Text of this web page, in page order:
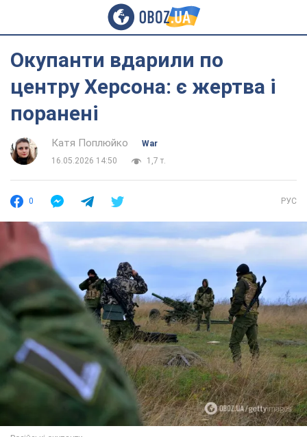
Окупанти вдарили по
центру Херсона: є жертва і
поранені
Катя Поплюйко
War
16.05.2026 14:50
1,7 т.
0 РУС